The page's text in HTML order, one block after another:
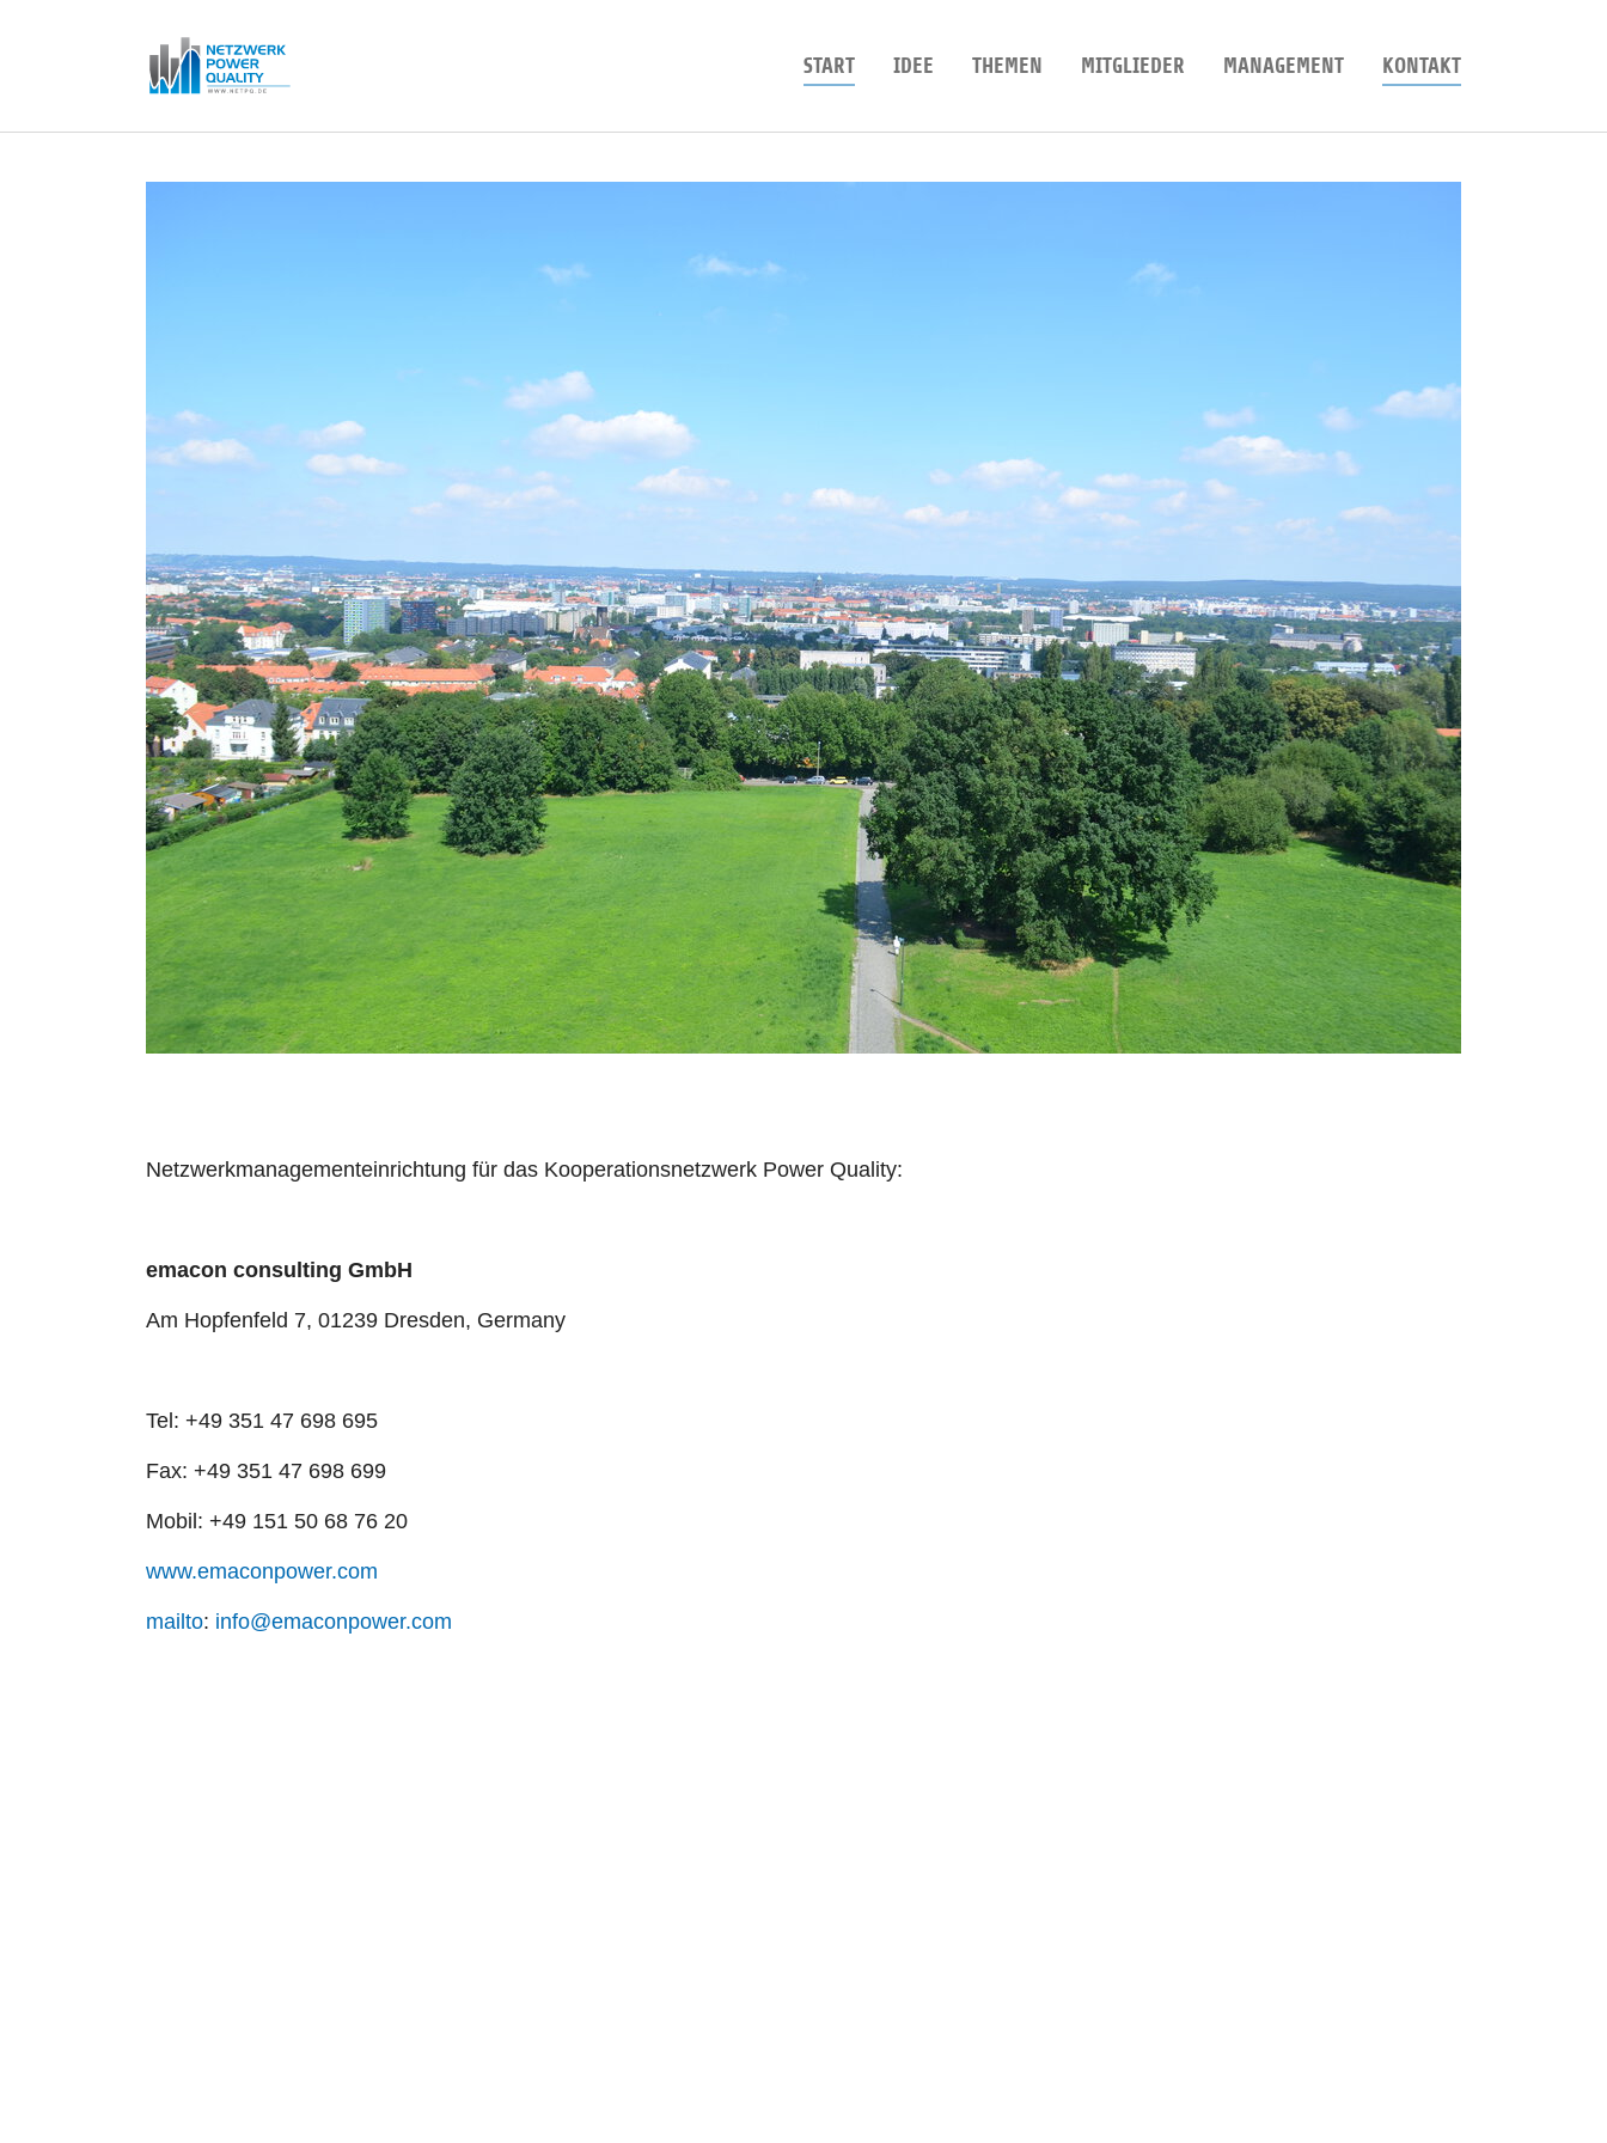
START IDEE THEMEN MITGLIEDER MANAGEMENT KONTAKT(CURRENT)
Netzwerkmanagementeinrichtung für das Kooperationsnetzwerk Power Quality:
emacon consulting GmbH
Am Hopfenfeld 7, 01239 Dresden, Germany
Tel: +49 351 47 698 695
Fax: +49 351 47 698 699
Mobil: +49 151 50 68 76 20
www.emaconpower.com
mailto: info@emaconpower.com